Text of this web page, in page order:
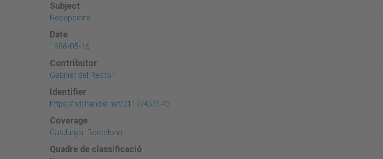
Subject
Recepcions
Date
1986-05-16
Contributor
Gabinet del Rector
Identifier
https://hdl.handle.net/2117/453145
Coverage
Catalunya. Barcelona
Quadre de classificació